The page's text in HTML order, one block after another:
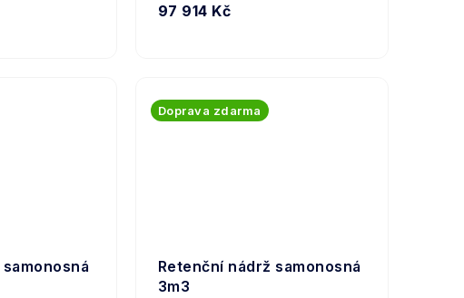
97 914 Kč
Retenční nádrž samonosná
3m3
Doprava zdarma